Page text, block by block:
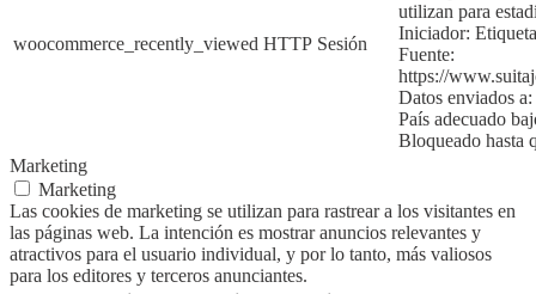
woocommerce_recently_viewed HTTP Sesión
utilizan para
Iniciador:
Fuente:
https://
Datos enviados a:
País adecuado
Bloqueado hasta
Marketing
Marketing
Las cookies de marketing se utilizan para rastrear a los visitantes en
las páginas web. La intención es mostrar anuncios relevantes y
atractivos para el usuario individual, y por lo tanto, más valiosos
para los editores y terceros anunciantes.